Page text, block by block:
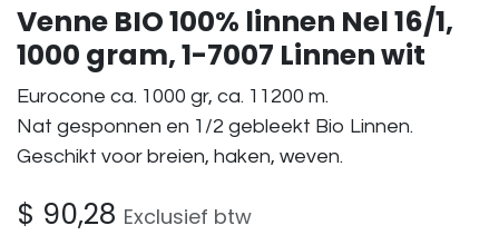
Venne BIO 100% linnen Nel 16/1,
1000 gram, 1-7007 Linnen wit
Eurocone ca. 1000 gr, ca. 11200 m.
Nat gesponnen en 1/2 gebleekt Bio Linnen.
Geschikt voor breien, haken, weven.
$ 90,28 Exclusief btw